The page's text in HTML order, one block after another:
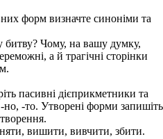
форм визначте синоніми та
битву? Чому, на вашу думку,
а й трагічні сторінки
пасивні дієприкметники та
-но, -то. Утворені форми
вишити, вивчити, збити.